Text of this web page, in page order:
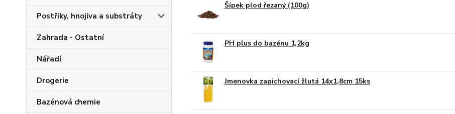
Postřiky, hnojiva a substráty
Zahrada - Ostatní
Nářadí
Drogerie
Bazénová chemie
Šípek plod řezaný (100g)
PH plus do bazénu 1,2kg
Jmenovka zapichovací žlutá 14x1,8cm 15ks